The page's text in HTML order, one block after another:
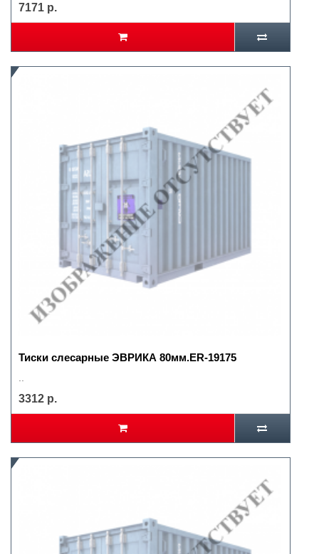
7171 р.
Тиски слесарные ЭВРИКА 80мм.ER-19175
3312 р.